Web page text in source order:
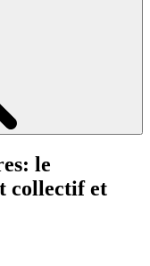
le
collectif et